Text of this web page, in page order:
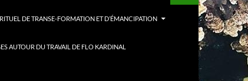
DE TRANSE-FORMATION ET D’ÉMANCIPATION
AUTOUR DU TRAVAIL DE FLO KARDINAL